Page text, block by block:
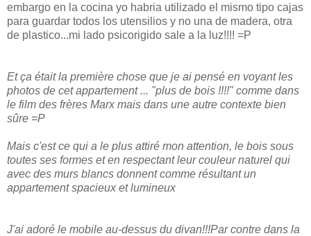
embargo en la cocina yo habria utilizado el mismo tipo cajas
para guardar todos los utensilios y no una de madera, otra
de plastico...mi lado psicorigido sale a la luz!!!! =P
Et ça était la première chose que je ai pensé en voyant les
photos de cet appartement ... "plus de bois !!!!" comme dans
le film des frères Marx mais dans une autre contexte bien
sûre =P
Mais c'est ce qui a le plus attiré mon attention, le bois sous
toutes ses formes et en respectant leur couleur naturel qui
avec des murs blancs donnent comme résultant un
appartement spacieux et lumineux
J'ai adoré le mobile au-dessus du divan!!!Par contre dans la